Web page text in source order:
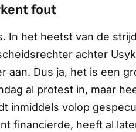
fout
In het heetst van de
achter
aan. Dus ja, het is een
al protest in, maar
inmiddels volop
financierde, heeft al